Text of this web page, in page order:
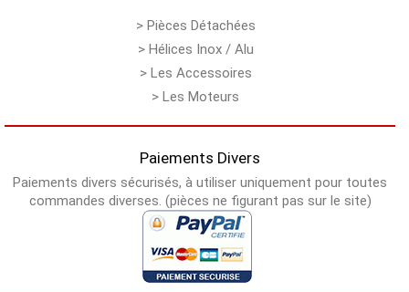
> Pièces Détachées
> Hélices Inox / Alu
> Les Accessoires
> Les Moteurs
Paiements Divers
Paiements divers sécurisés, à utiliser uniquement pour toutes
commandes diverses. (pièces ne figurant pas sur le site)